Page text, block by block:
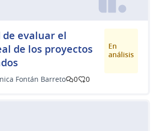
de evaluar el
de los proyectos
En
análisis
Fontán Barreto 0 0